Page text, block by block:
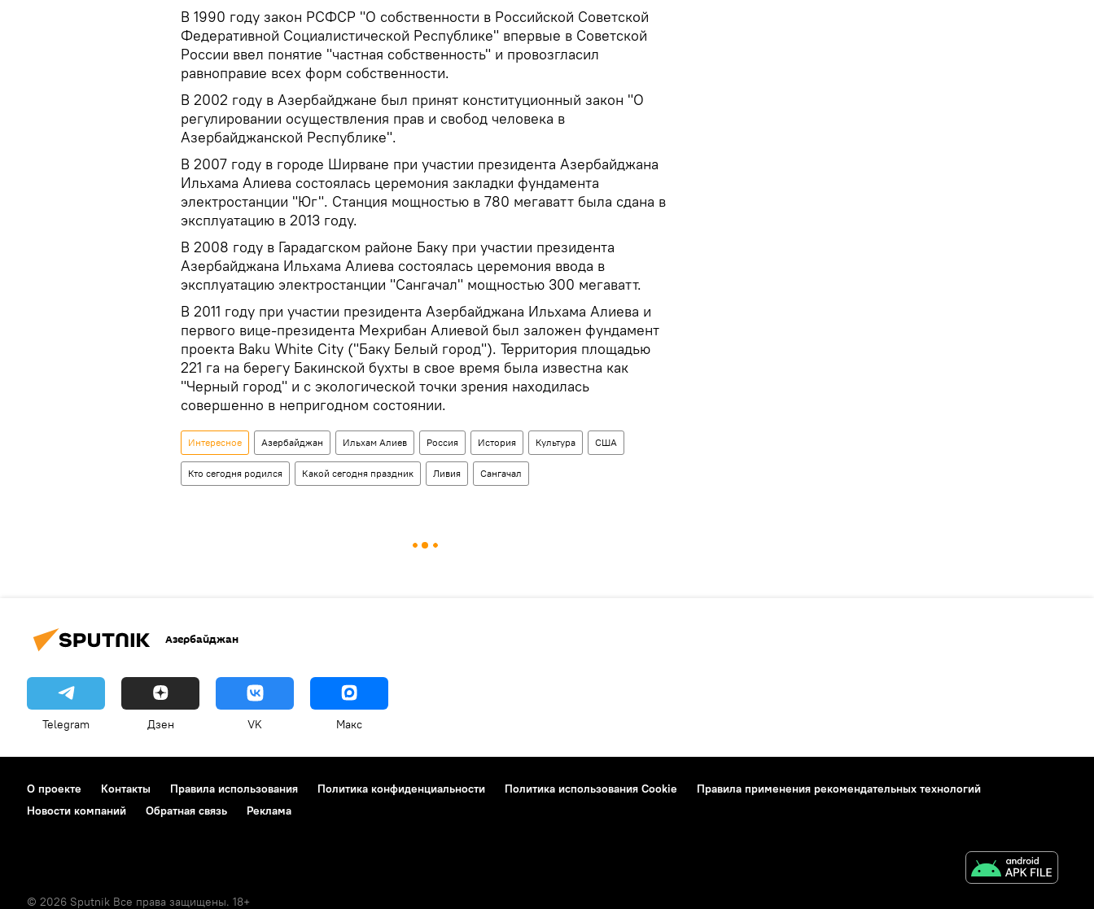
В 1990 году закон РСФСР "О собственности в Российской Советской
Федеративной Социалистической Республике" впервые в Советской
России ввел понятие "частная собственность" и провозгласил
равноправие всех форм собственности.
В 2002 году в Азербайджане был принят конституционный закон "О
регулировании осуществления прав и свобод человека в
Азербайджанской Республике".
В 2007 году в городе Ширване при участии президента Азербайджана
Ильхама Алиева состоялась церемония закладки фундамента
электростанции "Юг". Станция мощностью в 780 мегаватт была сдана в
эксплуатацию в 2013 году.
В 2008 году в Гарадагском районе Баку при участии президента
Азербайджана Ильхама Алиева состоялась церемония ввода в
эксплуатацию электростанции "Сангачал" мощностью 300 мегаватт.
В 2011 году при участии президента Азербайджана Ильхама Алиева и
первого вице-президента Мехрибан Алиевой был заложен фундамент
проекта Baku White City ("Баку Белый город"). Территория площадью
221 га на берегу Бакинской бухты в свое время была известна как
"Черный город" и с экологической точки зрения находилась
совершенно в непригодном состоянии.
Интересное Азербайджан Ильхам Алиев Россия История Культура США
Кто сегодня родился Какой сегодня праздник Ливия Сангачал
Азербайджан
Telegram Дзен VK Макс
О проекте Контакты Правила использования Политика конфиденциальности Политика использования Cookie
Правила применения рекомендательных технологий
Новости компаний
Обратная связь Реклама
© 2026 Sputnik Все права защищены. 18+